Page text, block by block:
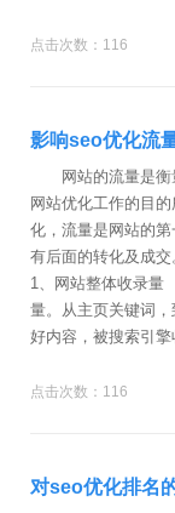
点击次数：116
影响seo优化流
网站的流量是衡
网站优化工作的目
化，流量是网站的
有后面的转化及成
1、网站整体收录
量。从主页关键词
好内容，被搜索引
点击次数：116
对seo优化排名